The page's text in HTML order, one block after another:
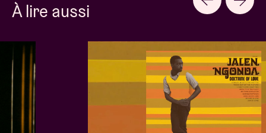
À lire aussi